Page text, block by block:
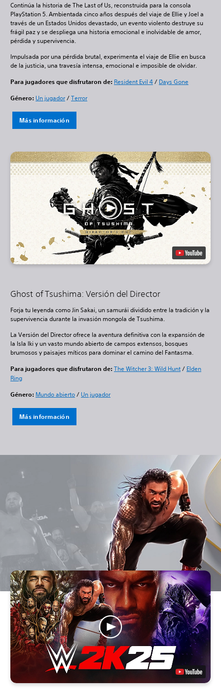
Continúa la historia de The Last of Us, reconstruida para la consola
PlayStation 5. Ambientada cinco años después del viaje de Ellie y Joel a
través de un Estados Unidos devastado, un evento violento destruye su
frágil paz y se despliega una historia emocional e inolvidable de amor,
pérdida y supervivencia.
Impulsada por una pérdida brutal, experimenta el viaje de Ellie en busca
de la justicia, una travesía intensa, emocional e imposible de olvidar.
Para jugadores que disfrutaron de: Resident Evil 4/ Days Gone
Género: Un jugador/Terror
Más información
Ghost of Tsushima: Versión del Director
Forja tu leyenda como Jin Sakai, un samurái dividido entre la tradición y la
supervivencia durante la invasión mongola de Tsushima.
La Versión del Director ofrece la aventura definitiva con la expansión de
la Isla Iki y un vasto mundo abierto de campos extensos, bosques
brumosos y paisajes míticos para dominar el camino del Fantasma.
Para jugadores que disfrutaron de: The Witcher 3: Wild Hunt/ Elden
Ring
Género: Mundo abierto/ Un jugador
Más información